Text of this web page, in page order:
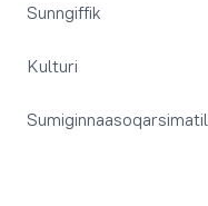
Sunngiffik
Kulturi